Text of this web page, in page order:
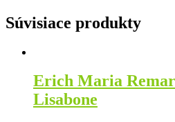
Súvisiace produkty
Erich Maria
Lisabone